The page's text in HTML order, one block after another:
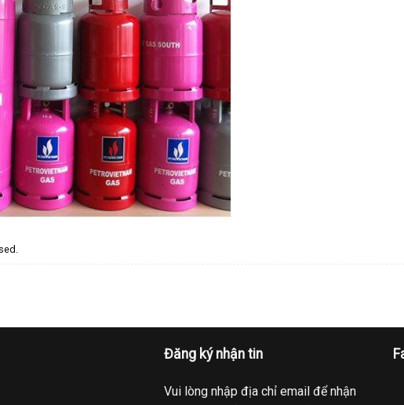
Đăng ký nhận tin
Vui lòng nhập địa chỉ email để nhận